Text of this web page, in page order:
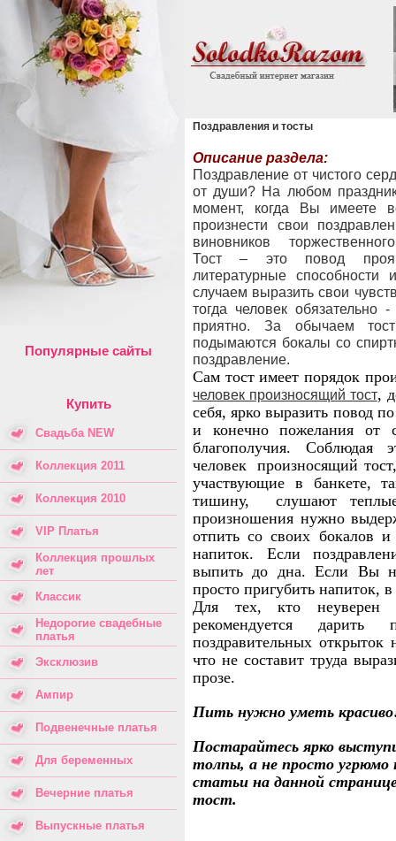
Популярные сайты
Купить
Свадьба NEW
Коллекция 2011
Коллекция 2010
VIP Платья
Коллекция прошлых
лет
Классик
Недорогие свадебные
платья
Эксклюзив
Ампир
Подвенечные платья
Для беременных
Вечерние платья
Выпускные платья
Поздравления и тосты
Описание раздела:
Поздравление от чистого
от души? На любом
момент, когда Вы имеете
произнести свои
виновников
Тост – это повод
литературные способности
случаем выразить свои
тогда человек обязательно
приятно. За обычаем
подымаются бокалы со
поздравление.
Сам тост имеет порядок
человек произносящий тост,
себя, ярко выразить повод
и конечно пожелания от
благополучия. Соблюдая
человек
произносящий
участвующие в банкете,
тишину,
слушают
произношения нужно
отпить со своих бокалов
напиток. Если
выпить до дна. Если Вы
просто пригубить напиток,
Для тех, кто неуверен
рекомендуется дарить
поздравительных открыток
что не составит труда
прозе.
Пить нужно уметь
Постарайтесь ярко
толпы, а не просто угрюмо
статьи на данной
тост.